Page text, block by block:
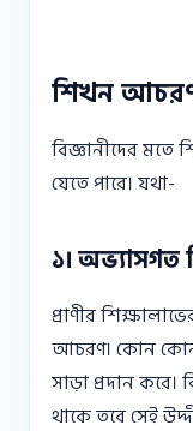
শিখন
বিজ্ঞানীদের
যেতে পারে। যথা-
১। অভ্যাসগত
প্রাণীর
আচরণ। কোন কোন
সাড়া প্রদান করে।
থাকে তবে সেই